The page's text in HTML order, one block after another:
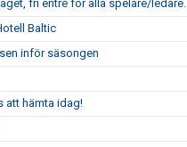
fri entré för alla spelare/ledare.
Baltic
inför säsongen
att hämta idag!